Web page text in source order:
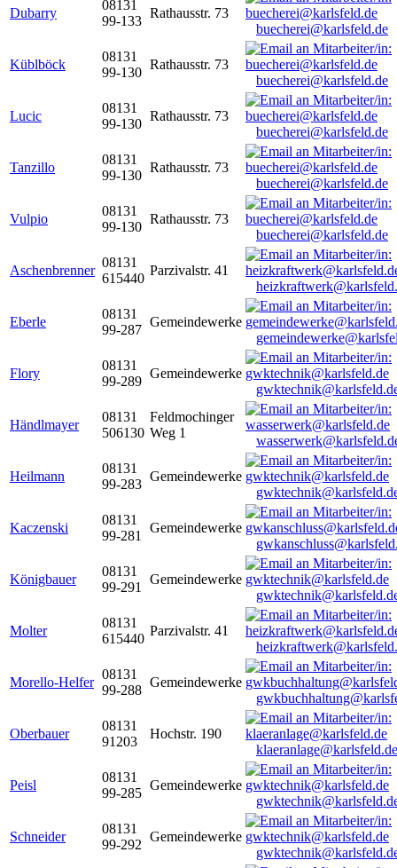
Dubarry
08131
99-133
Rathausstr. 73
buecherei@karlsfeld.de
Küblböck
08131
99-130
Rathausstr. 73
buecherei@karlsfeld.de
Lucic
08131
99-130
Rathausstr. 73
buecherei@karlsfeld.de
Tanzillo
08131
99-130
Rathausstr. 73
buecherei@karlsfeld.de
Vulpio
08131
99-130
Rathausstr. 73
buecherei@karlsfeld.de
Aschenbrenner
08131
615440
Parzivalstr. 41
Eberle
08131
99-287
Gemeindewerke
Flory
08131
99-289
Gemeindewerke
Händlmayer
08131
506130
Feldmochinger
Weg 1
Heilmann
08131
99-283
Gemeindewerke
Kaczenski
08131
99-281
Gemeindewerke
Königbauer
08131
99-291
Gemeindewerke
Molter
08131
615440
Parzivalstr. 41
Morello-Helfer
08131
99-288
Gemeindewerke
Oberbauer
08131
91203
Hochstr. 190
klaeranlage@karlsfeld.de
Peisl
08131
99-285
Gemeindewerke
Schneider
08131
99-292
Gemeindewerke